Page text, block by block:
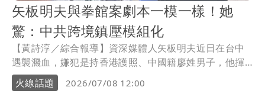
矢板明夫與拳館案劇本一模一樣！她
驚：中共跨境鎮壓模組化
【黃詩淳／綜合報導】資深媒體人矢板明夫近日在台中
遇襲濺血，嫌犯是持香港護照、中國籍廖姓男子，他揮
拳攻擊後逃逸，警方及時在台中機場將他逮捕，消息曝
光後，引發外界熱議，政治評論員吳靜怡見狀直言，
火線話題 2026/07/08 12:00